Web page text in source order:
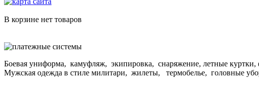
В корзине нет товаров
Боевая униформа, камуфляж, экипировка, снаряжение, летные куртки,
Мужская одежда в стиле милитари, жилеты, термобелье, головные